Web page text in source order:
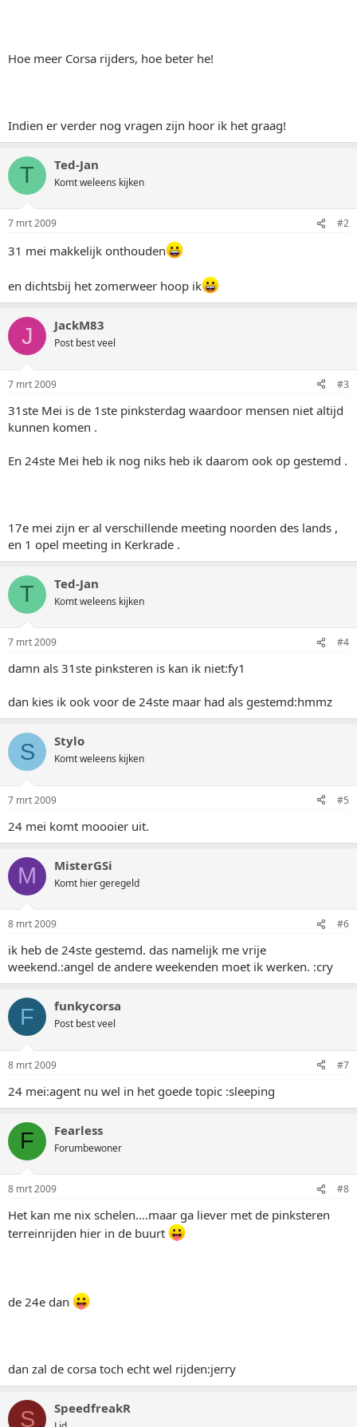
Hoe meer Corsa rijders, hoe beter he!
Indien er verder nog vragen zijn hoor ik het graag!
T Ted-Jan
Komt weleens kijken
7 mrt 2009 #2
31 mei makkelijk onthouden
en dichtsbij het zomerweer hoop ik
J JackM83
Post best veel
7 mrt 2009 #3
31ste Mei is de 1ste pinksterdag waardoor mensen niet altijd
kunnen komen .
En 24ste Mei heb ik nog niks heb ik daarom ook op gestemd .
17e mei zijn er al verschillende meeting noorden des lands ,
en 1 opel meeting in Kerkrade .
T Ted-Jan
Komt weleens kijken
7 mrt 2009 #4
damn als 31ste pinksteren is kan ik niet:fy1
dan kies ik ook voor de 24ste maar had als gestemd:hmmz
S Stylo
Komt weleens kijken
7 mrt 2009 #5
24 mei komt moooier uit.
M MisterGSi
Komt hier geregeld
8 mrt 2009 #6
ik heb de 24ste gestemd. das namelijk me vrije
weekend.:angel de andere weekenden moet ik werken. :cry
F funkycorsa
Post best veel
8 mrt 2009 #7
24 mei:agent nu wel in het goede topic :sleeping
F Fearless
Forumbewoner
8 mrt 2009 #8
Het kan me nix schelen....maar ga liever met de pinksteren
terreinrijden hier in de buurt
de 24e dan
dan zal de corsa toch echt wel rijden:jerry
S SpeedfreakR